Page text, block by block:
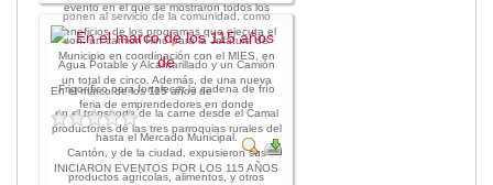
ponen al servicio de la comunidad, como
son: un camión Hino para la Jefatura de
Agua Potable y Alcantarillado y un Camión
Frigorífico para fortalecer la cadena de frío
en el transporte de la carne desde el Camal
hasta el Mercado Municipal.
evento en el que se mostraron todos los
beneficios de los programas que ejecuta el
Municipio en coordinación con el MIES, en
un total de cinco. Además, de una nueva
feria de emprendedores en donde
productores de las tres parroquias rurales del
Cantón, y de la ciudad, expusieron sus
productos agrícolas, alimentos, y otros
En el marco de los 115 años de
INICIARON EVENTOS POR LOS 115 AÑOS